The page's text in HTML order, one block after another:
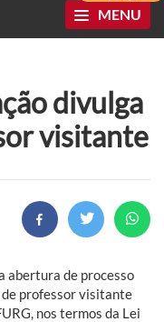
MENU
divulga
visitante
abertura de processo
professor visitante
nos termos da Lei